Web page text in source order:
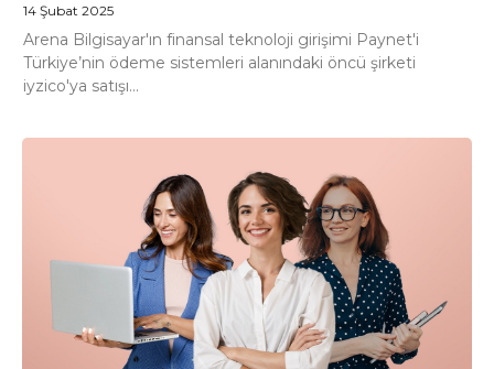
14 Şubat 2025
Arena Bilgisayar'ın finansal teknoloji girişimi Paynet'i
Türkiye’nin ödeme sistemleri alanındaki öncü şirketi
iyzico'ya satışı...